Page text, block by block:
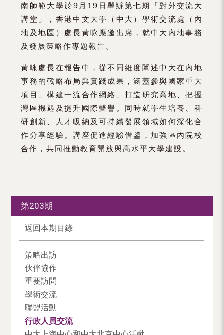
南師範大學於9月19日舉辦第七期「對外交流大
講堂」，香港中文大學（中大）學術交流處（內
地及地區）處長黃咏應邀出席，就中大內地事務
及發展策略作專題報告。
黃咏處長在報告中，從不同維度闡述中大在內地
事務的戰略布局與實踐成果，涵蓋參與國家重大
項目、構建一流合作網絡、打造研究高地、把握
灣區機遇及提升國際聲譽。同時就學生培養、科
研創新、人才吸納及可持續發展領域如何深化合
作分享經驗。講座促進經驗借鑒，加強區內院校
合作，共同推動教育開放與高水平大學建設。
第203期
返回本期目錄
策略出訪
伙伴協作
重要訪問
學術交流
聯盟活動
行政人員交流